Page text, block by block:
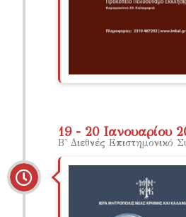
19 - 20 Ιανουαρίου
Β' Διεθνές Επιστημονικό